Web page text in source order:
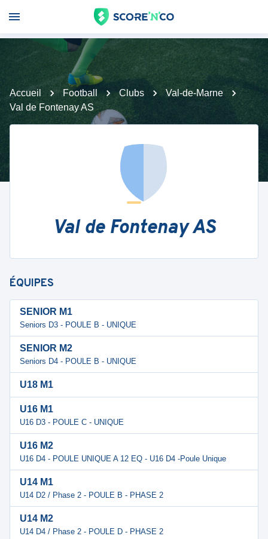
Accueil Football Clubs
Val-de-Marne
Val de Fontenay AS
Val de Fontenay AS
ÉQUIPES
SENIOR M1
Seniors D3 - POULE B - UNIQUE
SENIOR M2
Seniors D4 - POULE B - UNIQUE
U18 M1
U16 M1
U16 D3 - POULE C - UNIQUE
U16 M2
U16 D4 - POULE UNIQUE A 12 EQ - U16 D4 -Poule Unique
U14 M1
U14 D2 / Phase 2 - POULE B - PHASE 2
U14 M2
U14 D4 / Phase 2 - POULE D - PHASE 2